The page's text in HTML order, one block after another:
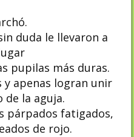
duda le llevaron a
pupilas más duras.
apenas logran unir
de la aguja.
párpados fatigados,
de rojo.